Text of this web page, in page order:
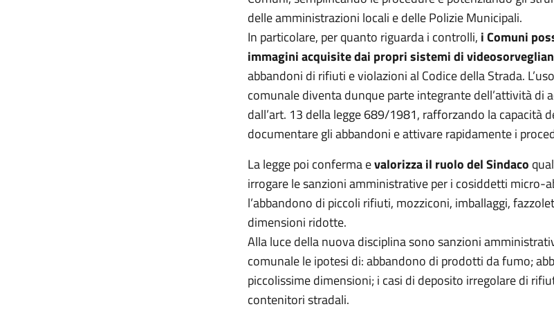
delle amministrazioni locali e delle Polizie Municipali.
In particolare, per quanto riguarda i controlli, i Comuni
immagini acquisite dai propri sistemi di
abbandoni di rifiuti e violazioni al Codice della Strada.
comunale diventa dunque parte integrante dell’attività di
dall’art. 13 della legge 689/1981, rafforzando la capacità
documentare gli abbandoni e attivare rapidamente i
La legge poi conferma evalorizza il ruolo del Sindaco
irrogare le sanzioni amministrative per i cosiddetti micro-
l’abbandono di piccoli rifiuti, mozziconi, imballaggi,
dimensioni ridotte.
Alla luce della nuova disciplina sono sanzioni
comunale le ipotesi di: abbandono di prodotti da fumo;
piccolissime dimensioni; i casi di deposito irregolare di
contenitori stradali.